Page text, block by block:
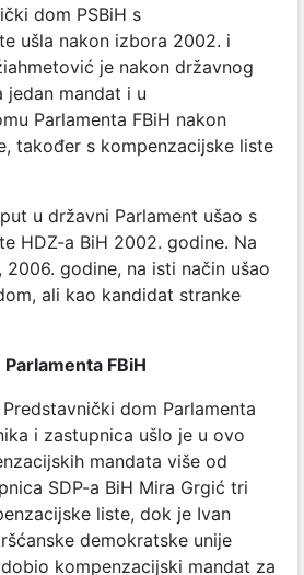
dom PSBiH s
ušla nakon izbora 2002. i
je nakon državnog
jedan mandat i u
Parlamenta FBiH nakon
također s kompenzacijske liste
u državni Parlament ušao s
HDZ-a BiH 2002. godine. Na
godine, na isti način ušao
ali kao kandidat stranke
FBiH
dom Parlamenta
i zastupnica ušlo je u ovo
mandata više od
SDP-a BiH Mira Grgić tri
liste, dok je Ivan
demokratske unije
kompenzacijski mandat za